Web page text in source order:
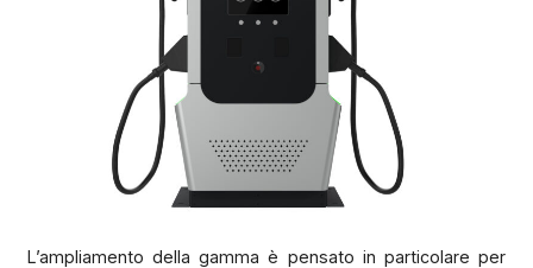
L’ampliamento della gamma è pensato in particolare per